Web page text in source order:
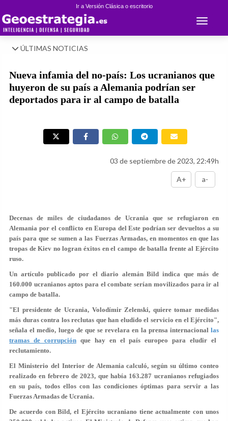
Ir a Versión Clásica o escritorio
Toggle
ÚLTIMAS NOTICIAS
Nueva infamia del no-país: Los ucranianos que
huyeron de su país a Alemania podrían ser
deportados para ir al campo de batalla
03 de septiembre de 2023, 22:49h
A+ a-
Decenas de miles de ciudadanos de Ucrania que se refugiaron en
Alemania por el conflicto en Europa del Este podrían ser devueltos a su
país para que se sumen a las Fuerzas Armadas, en momentos en que las
tropas de Kiev no logran éxitos en el campo de batalla frente al Ejército
ruso.
Un artículo publicado por el diario alemán Bild indica que más de
160.000 ucranianos aptos para el combate serían movilizados para ir al
campo de batalla.
"El presidente de Ucrania, Volodímir Zelenski, quiere tomar medidas
más duras contra los reclutas que han eludido el servicio en el Ejército",
señala el medio, luego de que se revelara en la prensa internacional las
tramas de corrupciónque hay en el país europeo para eludir el
reclutamiento.
El Ministerio del Interior de Alemania calculó, según su último conteo
realizado en febrero de 2023, que había 163.287 ucranianos refugiados
en su país, todos ellos con las condiciones óptimas para servir a las
Fuerzas Armadas de Ucrania.
De acuerdo con Bild, el Ejército ucraniano tiene actualmente con unos